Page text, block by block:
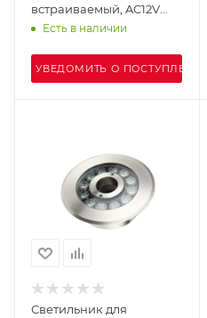
встраиваемый, AC12V
18W IP68 6000К, сатин-
Есть в наличии
УВЕДОМИТЬ О ПОСТУПЛЕНИИ
Светильник для